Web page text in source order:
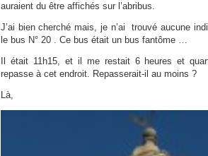
auraient du être affichés sur l’abribus.
J’ai bien cherché mais, je n’ai trouvé aucune
le bus N° 20 . Ce bus était un bus fantôme …
Il était 11h15, et il me restait 6 heures et
repasse à cet endroit. Repasserait-il au moins ?
Là,